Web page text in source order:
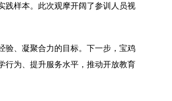
践样本。此次观摩开阔了参训人员视
验、凝聚合力的目标。下一步，宝鸡
行为、提升服务水平，推动开放教育